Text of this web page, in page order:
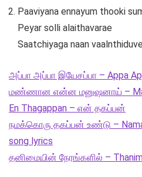
Paaviyana ennayum thooki
Peyar solli alaithavarae
Saatchiyaga naan
அப்பா அப்பா இயேசப்பா – Appa
மண்ணான என்ன மனுஷனாய் –
En Thagappan – என் தகப்பன்
நமக்கொரு தகப்பன் உண்டு –
song lyrics
தனிமையின் நேரங்களில் –